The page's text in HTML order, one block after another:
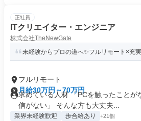
正社員
ITクリエイター・エンジニア
株式会社TheNewGate
未経験からプロの道へ✨フルリモート×充
フルリモート
月給30万円～70万円
求めている人材 「PCを触ったことが
信がない」 そんな方も大丈夫...
業界未経験歓迎 歩合給あり +21個